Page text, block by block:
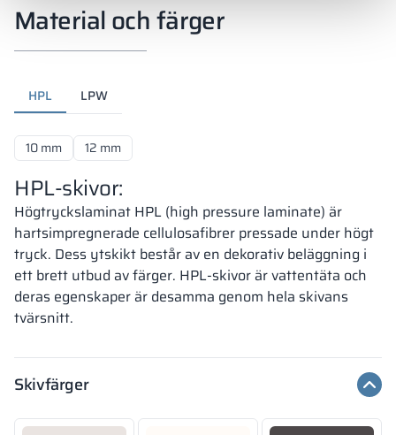
Material och färger
HPL LPW
10 mm 12 mm
HPL-skivor:
Högtryckslaminat HPL (high pressure laminate) är
hartsimpregnerade cellulosafibrer pressade under högt
tryck. Dess ytskikt består av en dekorativ beläggning i
ett brett utbud av färger. HPL-skivor är vattentäta och
deras egenskaper är desamma genom hela skivans
tvärsnitt.
Skivfärger